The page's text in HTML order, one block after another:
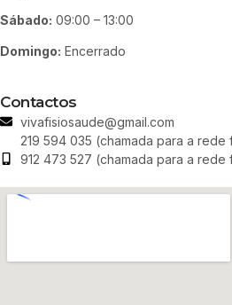
Sábado: 09:00 – 13:00
Domingo: Encerrado
Contactos
vivafisiosaude@gmail.com
219 594 035 (chamada para a rede
912 473 527 (chamada para a rede